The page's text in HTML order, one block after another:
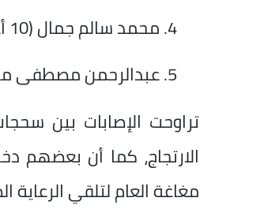
محمد سالم جمال (10 أعوام – طالب).
عبدالرحمن مصطفى مسعد
تراوحت الإصابات بين
الارتجاج، كما أن
مغاغة العام لتلقي الرعاية